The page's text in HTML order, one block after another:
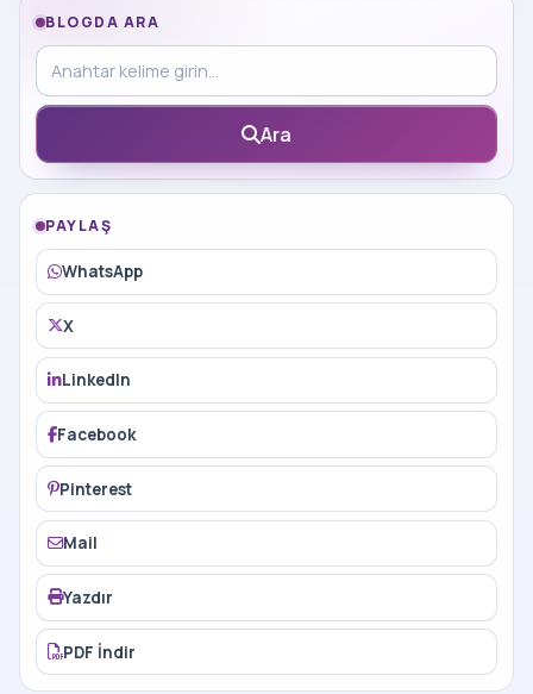
BLOGDA ARA
Blog içinde ara
Ara
PAYLAŞ
WhatsApp
X
LinkedIn
Facebook
Pinterest
Mail
Yazdır
PDF İndir